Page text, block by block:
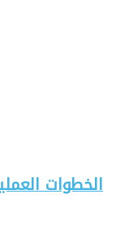
الخطوات